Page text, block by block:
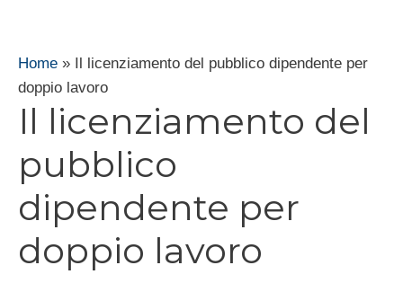
Home »
Il licenziamento del pubblico dipendente per
doppio lavoro
Il licenziamento del
pubblico
dipendente per
doppio lavoro